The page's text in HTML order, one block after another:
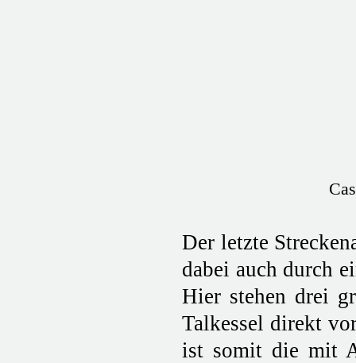
Der letzte
dabei auch durch
Hier stehen drei
Talkessel direkt
ist somit die mit